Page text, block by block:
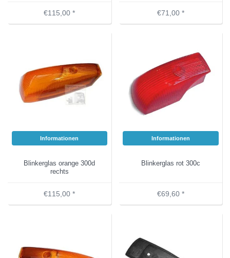
€115,00 * €71,00 *
Informationen
Blinkerglas orange 300d
rechts
€115,00 *
Informationen
Blinkerglas rot 300c
€69,60 *